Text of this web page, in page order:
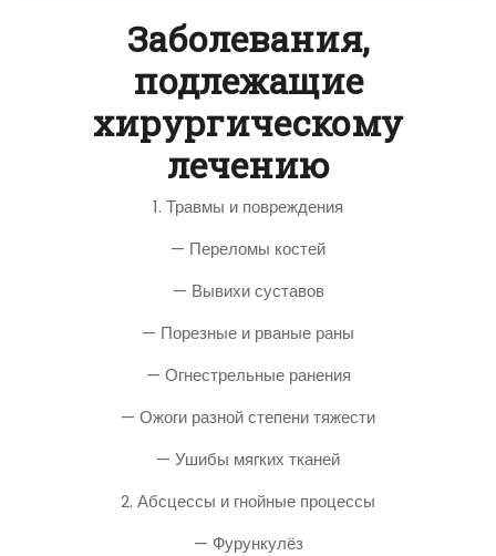
Заболевания,
подлежащие
хирургическому
лечению
1. Травмы и повреждения
— Переломы костей
— Вывихи суставов
— Порезные и рваные раны
— Огнестрельные ранения
— Ожоги разной степени тяжести
— Ушибы мягких тканей
2. Абсцессы и гнойные процессы
— Фурункулёз